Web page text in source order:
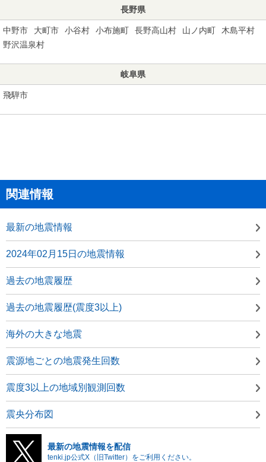
長野県
中野市 大町市 小谷村 小布施町 長野高山村 山ノ内町
木島平村
野沢温泉村
岐阜県
飛騨市
関連情報
最新の地震情報
2024年02月15日の地震情報
過去の地震履歴
過去の地震履歴(震度3以上)
海外の大きな地震
震源地ごとの地震発生回数
震度3以上の地域別観測回数
震央分布図
最新の地震情報を配信
tenki.jp公式X（旧Twitter）をご利用ください。